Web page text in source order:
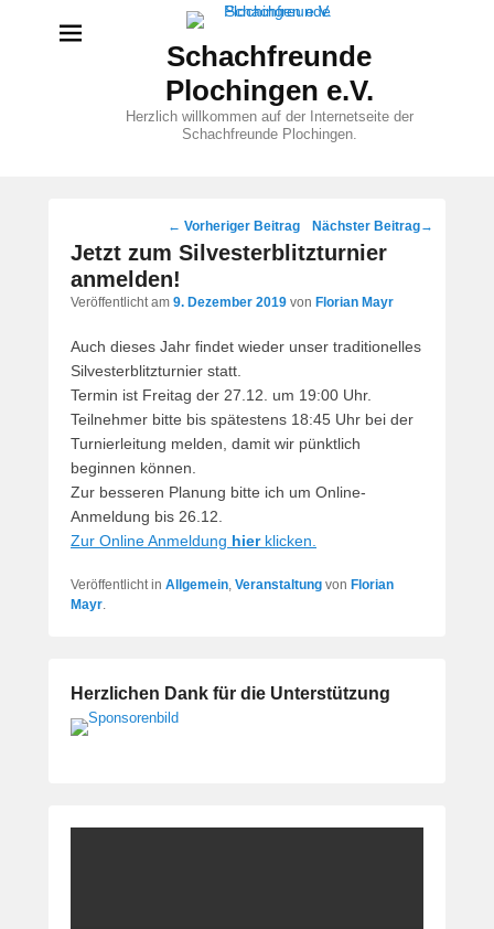
Schachfreunde
Plochingen e.V.
Herzlich willkommen auf der Internetseite der
Schachfreunde Plochingen.
Beitragsnavigation
← Vorheriger Beitrag Nächster Beitrag→
Jetzt zum Silvesterblitzturnier
anmelden!
Veröffentlicht am 9. Dezember 2019 von Florian Mayr
Auch dieses Jahr findet wieder unser traditionelles
Silvesterblitzturnier statt.
Termin ist Freitag der 27.12. um 19:00 Uhr.
Teilnehmer bitte bis spätestens 18:45 Uhr bei der
Turnierleitung melden, damit wir pünktlich
beginnen können.
Zur besseren Planung bitte ich um Online-
Anmeldung bis 26.12.
Zur Online Anmeldung hierklicken.
Veröffentlicht in Allgemein, Veranstaltung von Florian
Mayr.
Herzlichen Dank für die Unterstützung